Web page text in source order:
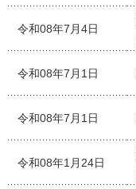
令和08年7月4日
令和08年7月1日
令和08年7月1日
令和08年1月24日